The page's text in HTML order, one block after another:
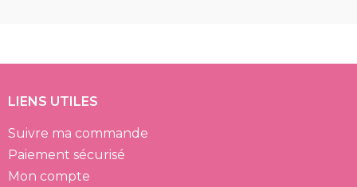
LIENS UTILES
Suivre ma commande
Paiement sécurisé
Mon compte